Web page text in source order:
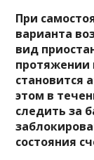
При
варианта
вид
протяжении
становится
этом в
следить за
состояния